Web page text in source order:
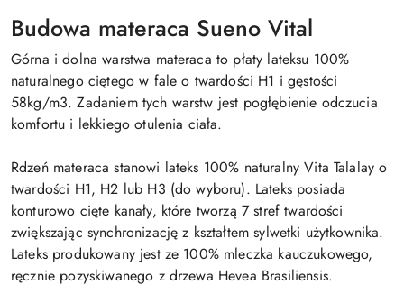
Budowa materaca Sueno Vital
Górna i dolna warstwa materaca to płaty lateksu 100%
naturalnego ciętego w fale o twardości H1 i gęstości
58kg/m3. Zadaniem tych warstw jest pogłębienie odczucia
komfortu i lekkiego otulenia ciała.
Rdzeń materaca stanowi lateks 100% naturalny Vita Talalay o
twardości H1, H2 lub H3 (do wyboru). Lateks posiada
konturowo cięte kanały, które tworzą 7 stref twardości
zwiększając synchronizację z kształtem sylwetki użytkownika.
Lateks produkowany jest ze 100% mleczka kauczukowego,
ręcznie pozyskiwanego z drzewa Hevea Brasiliensis.